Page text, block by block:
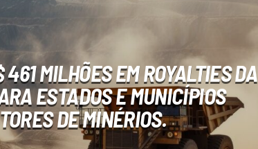
MILHÕES EM ROYALTIES DA
ESTADOS E MUNICÍPIOS
DE MINÉRIOS.